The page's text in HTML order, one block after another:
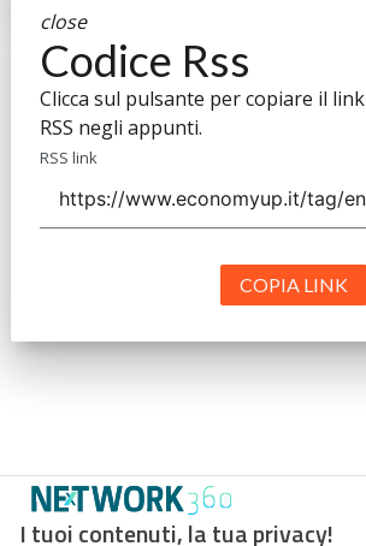
I tuoi contenuti, la tua privacy!
close
Codice Rss
Clicca sul pulsante per copiare il link
RSS negli appunti.
RSS link
COPIA LINK